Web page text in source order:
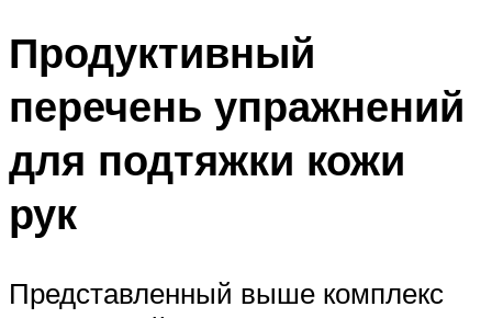
Продуктивный
перечень упражнений
для подтяжки кожи
рук
Представленный выше комплекс